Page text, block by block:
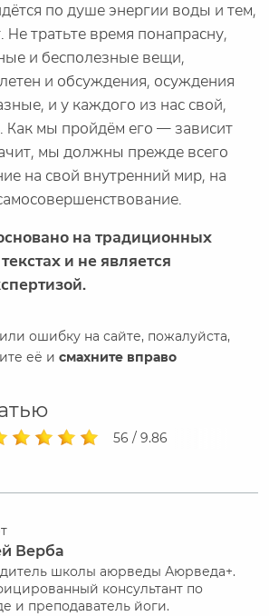
по душе энергии воды и тем,
Не тратьте время понапрасну,
и бесполезные вещи,
и обсуждения, осуждения
и у каждого из нас свой,
Как мы пройдём его — зависит
мы должны прежде всего
на свой внутренний мир, на
на традиционных
и не является
ошибку на сайте, пожалуйста,
её и смахните вправо
56 / 9.86
Верба
школы аюрведы Аюрведа+.
консультант по
и преподаватель йоги.